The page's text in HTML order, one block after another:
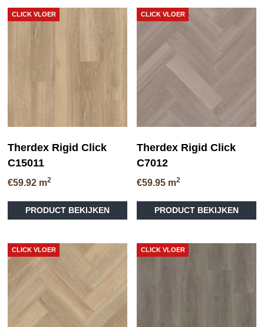
CLICK VLOER
Therdex Rigid Click
C15011
€59.92 m2
PRODUCT BEKIJKEN
CLICK VLOER
Therdex Rigid Click
C7012
€59.95 m2
PRODUCT BEKIJKEN
CLICK VLOER CLICK VLOER